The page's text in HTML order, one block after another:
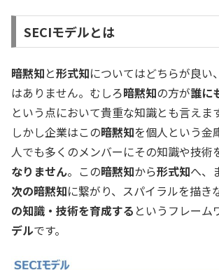
SECIモデルとは
暗黙知と形式知についてはどちらが良い
はありません。むしろ暗黙知の方が誰に
という点において貴重な知識とも言えます
しかし企業はこの暗黙知を個人という金
人でも多くのメンバーにその知識や技術
なりません。この暗黙知から形式知へ、
次の暗黙知に繋がり、スパイラルを描き
の知識・技術を育成する というフレーム
デルです。